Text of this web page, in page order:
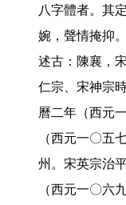
八字體者。其
婉，聲情掩抑。
述古：陳襄，
仁宗、宋神宗
曆二年（西元
（西元一〇五
州。宋英宗治
（西元一〇